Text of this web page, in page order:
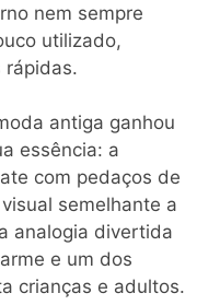
nem sempre
utilizado,
rápidas.
antiga ganhou
essência: a
com pedaços de
semelhante a
analogia divertida
e um dos
crianças e adultos.